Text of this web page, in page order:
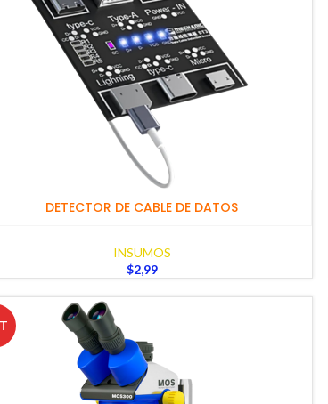
DETECTOR DE CABLE DE DATOS
INSUMOS
$2,99